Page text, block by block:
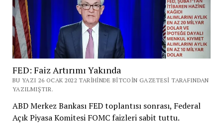
FED: Faiz Artırımı Yakında
BU YAZI 26 OCAK 2022 TARIHINDE BITCOIN GAZETESI TARAFINDAN
YAZILMIŞTIR.
ABD Merkez Bankası FED toplantısı sonrası, Federal
Açık Piyasa Komitesi FOMC faizleri sabit tuttu.